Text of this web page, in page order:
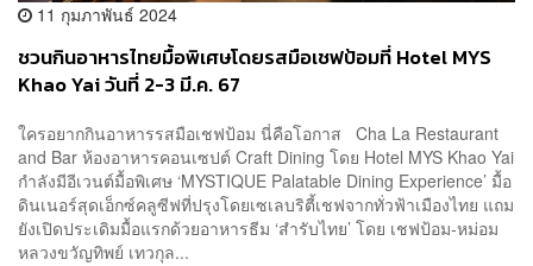
11 กุมภาพันธ์ 2024
ชวนกินอาหารไทยมื้อพิเศษโดยรสมือเชฟป้อมที่ Hotel MYS
Khao Yai วันที่ 2-3 มี.ค. 67
ใครอยากกินอาหารรสมือเชฟป้อม นี่คือโอกาส Cha La Restaurant
and Bar ห้องอาหารคอนเซปต์ Craft Dining โดย Hotel MYS Khao Yai
กำลังมีอีเวนต์มื้อพิเศษ ‘MYSTIQUE Palatable Dining Experience’ มื้อ
ดินเนอร์สุดเอ็กซ์คลูซีฟที่ปรุงโดยเซเลบริตี้เชฟจากทั่วฟ้าเมืองไทย แถม
ยังเปิดประเดิมมื้อแรกด้วยอาหารธีม ‘สำรับไทย’ โดย เชฟป้อม-หม่อม
หลวงขวัญทิพย์ เทวกุล...